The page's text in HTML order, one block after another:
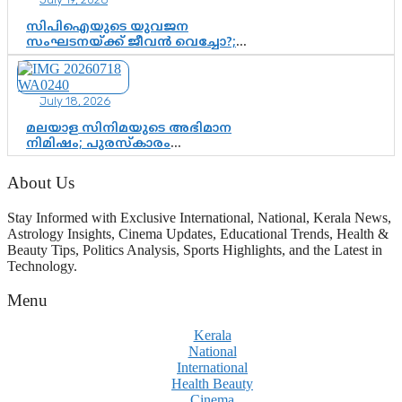
സിപിഐയുടെ യുവജന
സംഘടനയ്ക്ക് ജീവൻ വെച്ചോ?;
ജിസ്മോന്റെ വിമർശനം രാഷ്ട്രീയ
ഇരട്ടത്താപ്പെന്ന് ചർച്ച
July 18, 2026
മലയാള സിനിമയുടെ അഭിമാന
നിമിഷം; പുരസ്‌കാരം
ആഘോഷമാകട്ടെ, മികവ് ശീലമാകട്ടെ
About Us
Stay Informed with Exclusive International, National, Kerala News,
Astrology Insights, Cinema Updates, Educational Trends, Health &
Beauty Tips, Politics Analysis, Sports Highlights, and the Latest in
Technology.
Menu
Kerala
National
International
Health Beauty